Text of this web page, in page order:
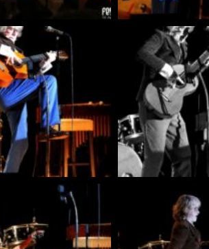
„DARKNESS“
ALLGEMEIN
6 AUG.